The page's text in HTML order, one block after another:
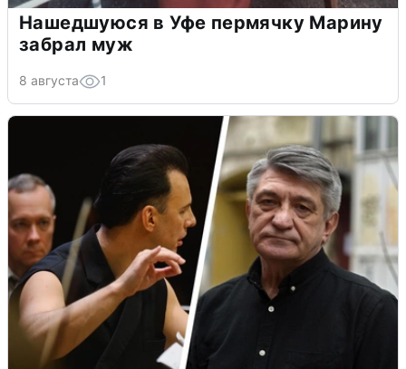
Нашедшуюся в Уфе пермячку Марину
забрал муж
8 августа 1